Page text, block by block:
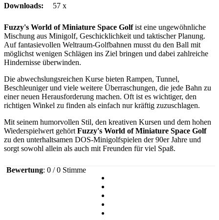
Downloads: 57 x
Fuzzy's World of Miniature Space Golfist eine ungewöhnliche
Mischung aus Minigolf, Geschicklichkeit und taktischer Planung.
Auf fantasievollen Weltraum-Golfbahnen musst du den Ball mit
möglichst wenigen Schlägen ins Ziel bringen und dabei zahlreiche
Hindernisse überwinden.
Die abwechslungsreichen Kurse bieten Rampen, Tunnel,
Beschleuniger und viele weitere Überraschungen, die jede Bahn zu
einer neuen Herausforderung machen. Oft ist es wichtiger, den
richtigen Winkel zu finden als einfach nur kräftig zuzuschlagen.
Mit seinem humorvollen Stil, den kreativen Kursen und dem hohen
Wiederspielwert gehört Fuzzy's World of Miniature Space Golf
zu den unterhaltsamen DOS-Minigolfspielen der 90er Jahre und
sorgt sowohl allein als auch mit Freunden für viel Spaß.
Bewertung: 0 / 0 Stimme